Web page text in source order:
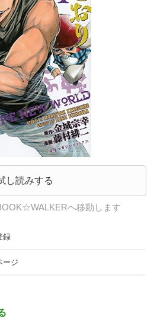
し読みする
へ移動します
録
ージ